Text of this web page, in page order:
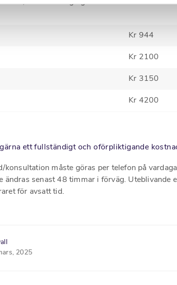
Kr 944
Kr 2100
Kr 3150
Kr 4200
ett fullständigt och oförpliktigande
konsultation måste göras per telefon på
ändras senast 48 timmar i förväg. Uteblivande
för avsatt tid.
2025